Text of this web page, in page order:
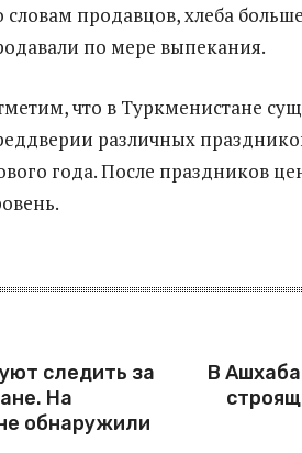
словам продавцов, хлеба
по мере выпекания.
что в Туркменистане
различных
года. После праздников
следить за
На
обнаружили
В